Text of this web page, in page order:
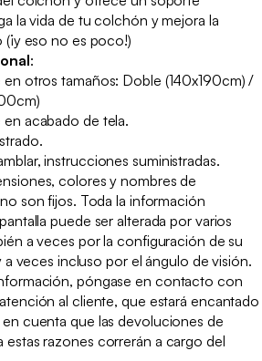
la vida de tu colchón y mejora la
eso no es poco!)
:
en otros tamaños: Doble (140x190cm) /
acabado de tela.
instrucciones suministradas.
colores y nombres de
son fijos. Toda la información
puede ser alterada por varios
a veces por la configuración de su
a veces incluso por el ángulo de visión.
póngase en contacto con
al cliente, que estará encantado
cuenta que las devoluciones de
razones correrán a cargo del